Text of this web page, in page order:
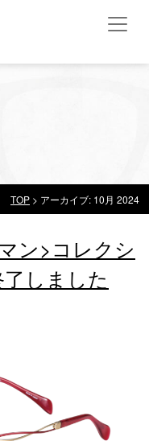
TOP > アーカイブ: 10月 2024
ン>コレクシ
しました